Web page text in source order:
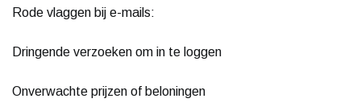
Rode vlaggen bij e-mails:
Dringende verzoeken om in te loggen
Onverwachte prijzen of beloningen